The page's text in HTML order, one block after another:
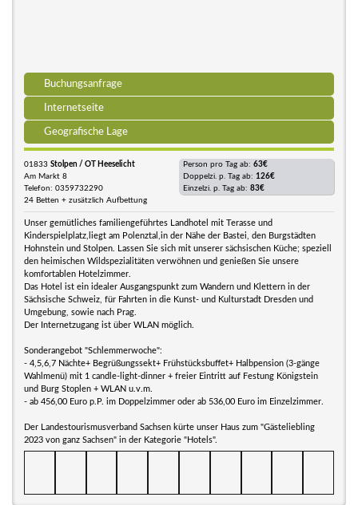
Buchungsanfrage
Internetseite
Geografische Lage
01833 Stolpen / OT Heeselicht
Am Markt 8
Telefon: 0359732290
24 Betten + zusätzlich Aufbettung
Person pro Tag ab: 63€
Doppelzi. p. Tag ab: 126€
Einzelzi. p. Tag ab: 83€
Unser gemütliches familiengeführtes Landhotel mit Terasse und
Kinderspielplatz,liegt am Polenztal,in der Nähe der Bastei, den Burgstädten
Hohnstein und Stolpen. Lassen Sie sich mit unserer sächsischen Küche; speziell
den heimischen Wildspezialitäten verwöhnen und genießen Sie unsere
komfortablen Hotelzimmer.
Das Hotel ist ein idealer Ausgangspunkt zum Wandern und Klettern in der
Sächsische Schweiz, für Fahrten in die Kunst- und Kulturstadt Dresden und
Umgebung, sowie nach Prag.
Der Internetzugang ist über WLAN möglich.
Sonderangebot "Schlemmerwoche":
- 4,5,6,7 Nächte+ Begrüßungssekt+ Frühstücksbuffet+ Halbpension (3-gänge
Wahlmenü) mit 1 candle-light-dinner + freier Eintritt auf Festung Königstein
und Burg Stoplen + WLAN u.v.m.
- ab 456,00 Euro p.P. im Doppelzimmer oder ab 536,00 Euro im Einzelzimmer.
Der Landestourismusverband Sachsen kürte unser Haus zum "Gästeliebling
2023 von ganz Sachsen" in der Kategorie "Hotels".